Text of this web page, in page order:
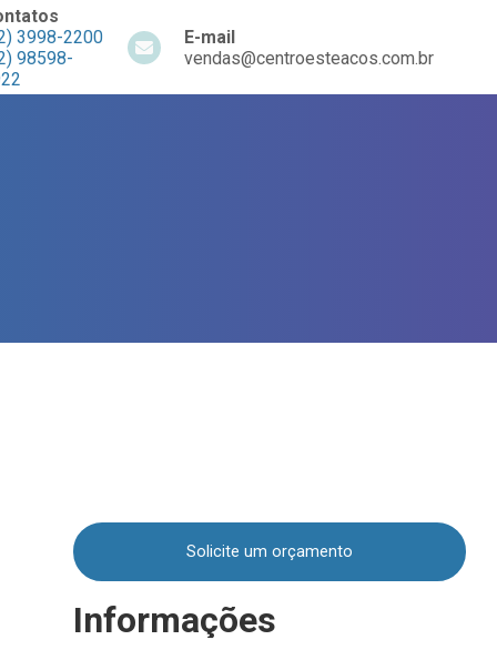
3998-2200
98598-
E-mail
vendas@centroesteacos.com.br
ACESSÓRIOS
Solicite um orçamento
Informações